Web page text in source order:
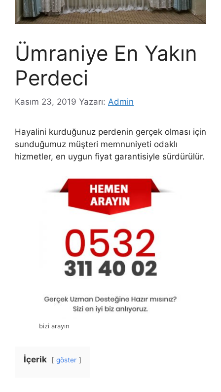
Ümraniye En Yakın
Perdeci
Kasım 23, 2019 Yazarı: Admin
Hayalini kurduğunuz perdenin gerçek olması için
sunduğumuz müşteri memnuniyeti odaklı
hizmetler, en uygun fiyat garantisiyle sürdürülür.
bizi arayın
İçerik göster